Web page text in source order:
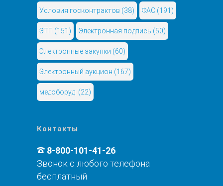
Условия госконтрактов (38) ФАС (191)
ЭТП (151) Электронная подпись (50)
Электронные закупки (60)
Электронный аукцион (167)
медоборуд. (22)
Контакты
8-800-101-41-26
Звонок с любого телефона
бесплатный